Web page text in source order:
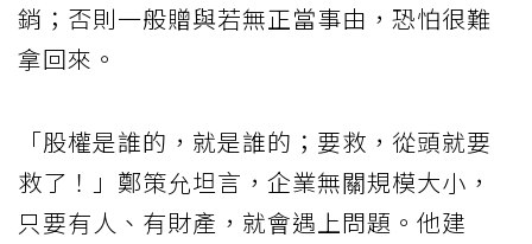
銷；否則一般贈與若無正當事由，恐怕很難
拿回來。
「股權是誰的，就是誰的；要救，從頭就要
救了！」鄭策允坦言，企業無關規模大小，
只要有人、有財產，就會遇上問題。他建